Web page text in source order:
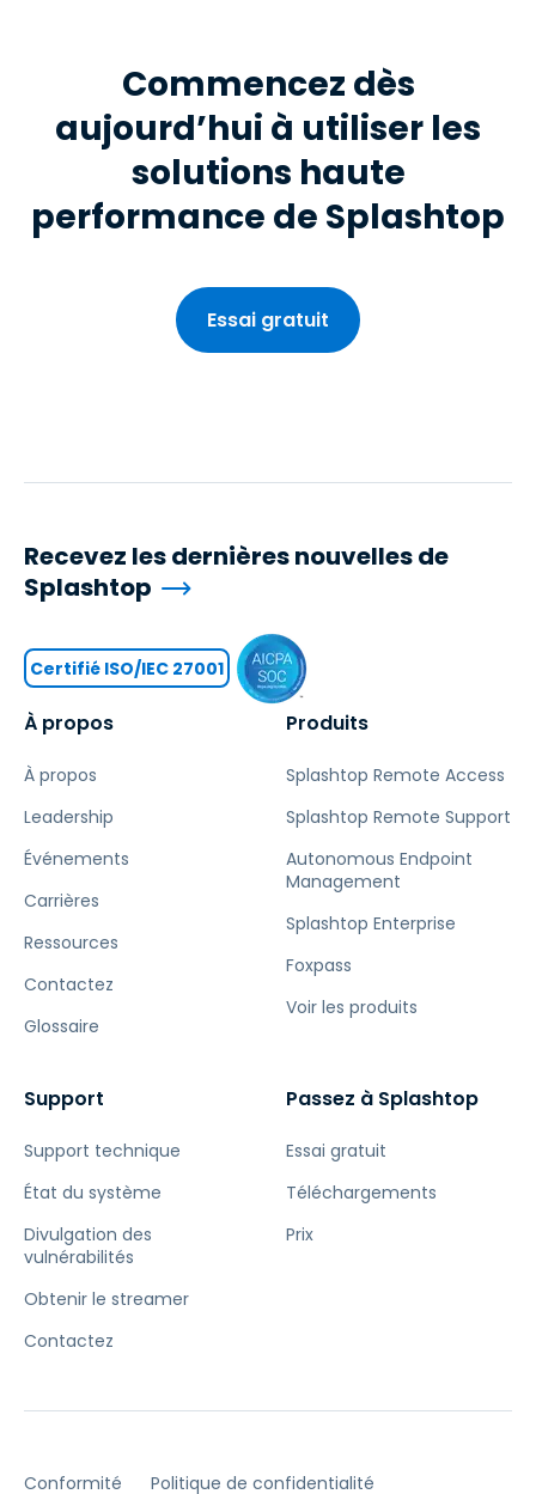
Commencez dès
aujourd’hui à utiliser les
solutions haute
performance de Splashtop
Essai gratuit
À propos
À propos
Leadership
Événements
Carrières
Ressources
Contactez
Glossaire
Produits
Splashtop Remote Access
Splashtop Remote Support
Autonomous Endpoint
Management
Splashtop Enterprise
Foxpass
Voir les produits
Support
Support technique
État du système
Divulgation des
vulnérabilités
Obtenir le streamer
Contactez
Passez à Splashtop
Essai gratuit
Téléchargements
Prix
Recevez les dernières nouvelles de
Splashtop
Certifié ISO/IEC 27001
Conformité Politique de confidentialité